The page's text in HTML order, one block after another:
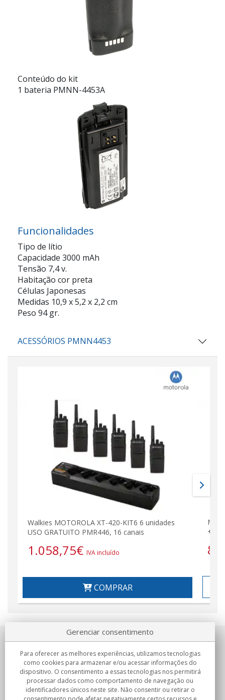
Conteúdo do kit
1 bateria PMNN-4453A
Funcionalidades
Tipo de lítio
Capacidade 3000 mAh
Tensão 7,4 v.
Habitação cor preta
Células Japonesas
Medidas 10,9 x 5,2 x 2,2 cm
Peso 94 gr.
ACESSÓRIOS PMNN4453
Walkies MOTOROLA XT-420-KIT6 6 unidades
USO GRATUITO PMR446, 16 canais
1.058,75€ IVA incluído
COMPRAR
+ Kit
Sobre nosotros
Compromissos
Compras
Gerenciar consentimento
Para oferecer as melhores experiências, utilizamos tecnologias
como cookies para armazenar e/ou acessar informações do
dispositivo. O consentimento a essas tecnologias nos permitirá
processar dados como comportamento de navegação ou
identificadores únicos neste site. Não consentir ou retirar o